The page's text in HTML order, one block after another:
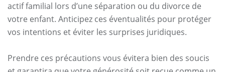
actif familial lors d’une séparation ou du divorce de
votre enfant. Anticipez ces éventualités pour protéger
vos intentions et éviter les surprises juridiques.
Prendre ces précautions vous évitera bien des soucis